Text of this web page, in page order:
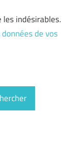
indésirables.
de vos